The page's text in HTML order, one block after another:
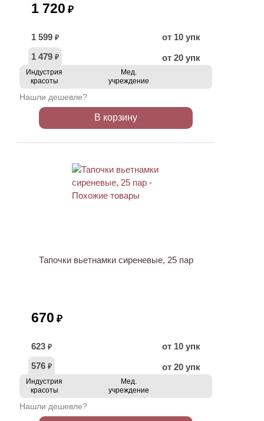
1 720 ₽
1 599 ₽
от 10 упк
1 479 ₽ от 20 упк
Индустрия
красоты
Мед.
учреждение
Нашли дешевле?
В корзину
Тапочки вьетнамки сиреневые, 25 пар
670 ₽
623 ₽
от 10 упк
576 ₽ от 20 упк
Индустрия
красоты
Мед.
учреждение
Нашли дешевле?